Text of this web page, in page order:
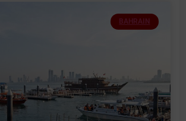
BAHRAIN